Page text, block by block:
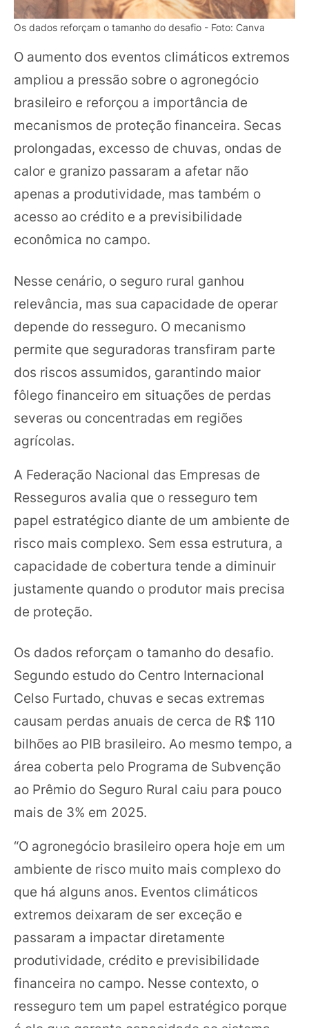
Os dados reforçam o tamanho do desafio - Foto: Canva
O aumento dos eventos climáticos extremos
ampliou a pressão sobre o agronegócio
brasileiro e reforçou a importância de
mecanismos de proteção financeira. Secas
prolongadas, excesso de chuvas, ondas de
calor e granizo passaram a afetar não
apenas a produtividade, mas também o
acesso ao crédito e a previsibilidade
econômica no campo.
Nesse cenário, o seguro rural ganhou
relevância, mas sua capacidade de operar
depende do resseguro. O mecanismo
permite que seguradoras transfiram parte
dos riscos assumidos, garantindo maior
fôlego financeiro em situações de perdas
severas ou concentradas em regiões
agrícolas.
A Federação Nacional das Empresas de
Resseguros avalia que o resseguro tem
papel estratégico diante de um ambiente de
risco mais complexo. Sem essa estrutura, a
capacidade de cobertura tende a diminuir
justamente quando o produtor mais precisa
de proteção.
Os dados reforçam o tamanho do desafio.
Segundo estudo do Centro Internacional
Celso Furtado, chuvas e secas extremas
causam perdas anuais de cerca de R$ 110
bilhões ao PIB brasileiro. Ao mesmo tempo, a
área coberta pelo Programa de Subvenção
ao Prêmio do Seguro Rural caiu para pouco
mais de 3% em 2025.
“O agronegócio brasileiro opera hoje em um
ambiente de risco muito mais complexo do
que há alguns anos. Eventos climáticos
extremos deixaram de ser exceção e
passaram a impactar diretamente
produtividade, crédito e previsibilidade
financeira no campo. Nesse contexto, o
resseguro tem um papel estratégico porque